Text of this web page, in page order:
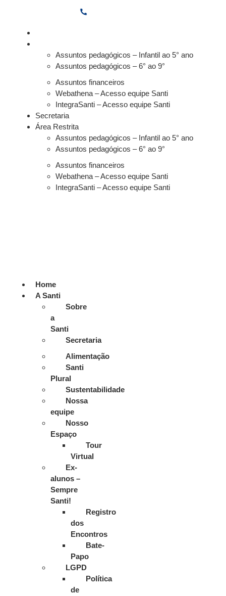
Assuntos pedagógicos – Infantil ao 5° ano
Assuntos pedagógicos – 6° ao 9°
Assuntos financeiros
Webathena – Acesso equipe Santi
IntegraSanti – Acesso equipe Santi
Secretaria
Área Restrita
Assuntos pedagógicos – Infantil ao 5° ano
Assuntos pedagógicos – 6° ao 9°
Assuntos financeiros
Webathena – Acesso equipe Santi
IntegraSanti – Acesso equipe Santi
Home
A Santi
Sobre
a
Santi
Secretaria
Alimentação
Santi
Plural
Sustentabilidade
Nossa
equipe
Nosso
Espaço
Tour
Virtual
Ex-
alunos –
Sempre
Santi!
Registro
dos
Encontros
Bate-
Papo
LGPD
Política
de